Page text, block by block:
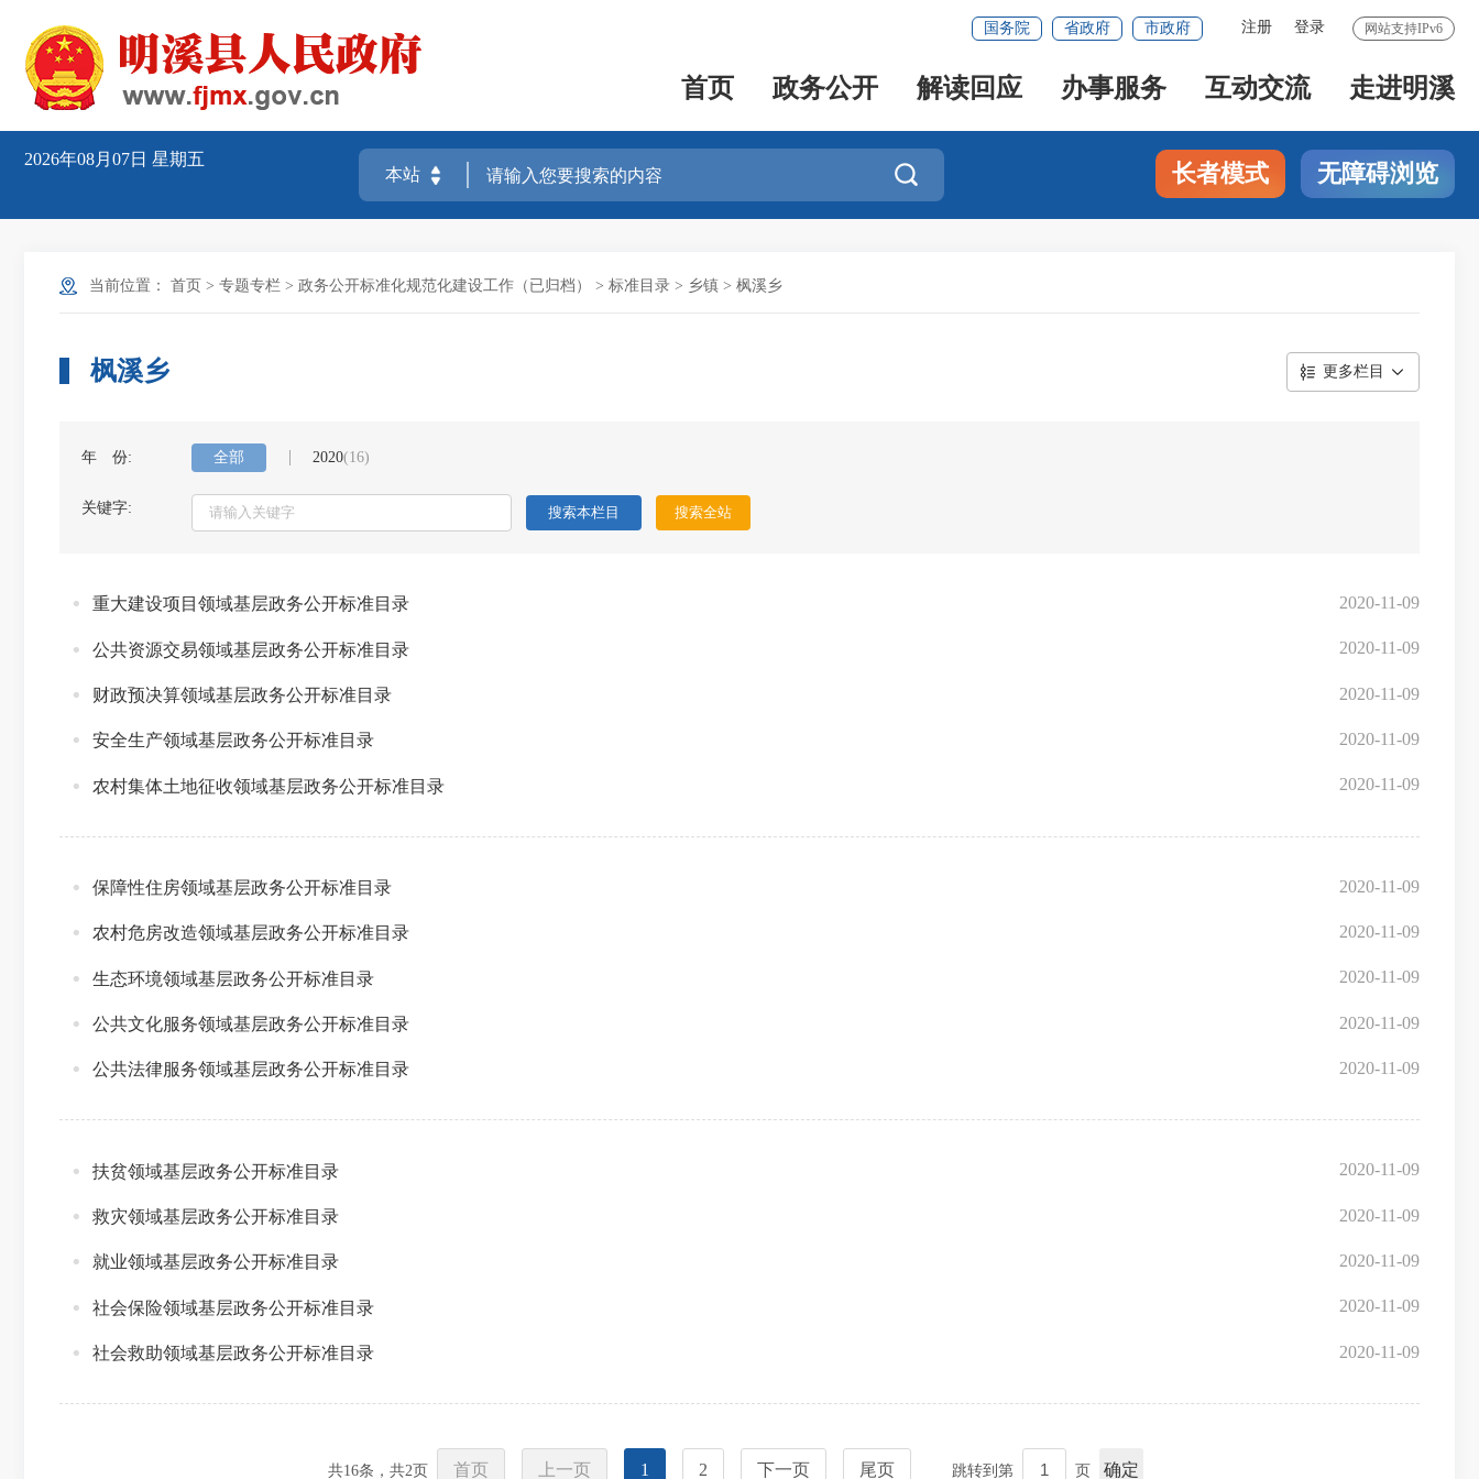
网站支持IPv6
注册 登录
国务院 省政府 市政府
首页 政务公开 解读回应 办事服务 互动交流 走进明溪
2026年08月07日 星期五
 长者模式 无障碍浏览
当前位置： 首页 > 专题专栏 > 政务公开标准化规范化建设工作（已归档） > 标准目录 > 乡镇 > 枫溪乡
枫溪乡 更多栏目
年 份: 全部 2020(16)
关键字:
2020-11-09
重大建设项目领域基层政务公开标准目录
2020-11-09
公共资源交易领域基层政务公开标准目录
2020-11-09
财政预决算领域基层政务公开标准目录
2020-11-09
安全生产领域基层政务公开标准目录
2020-11-09
农村集体土地征收领域基层政务公开标准目录
2020-11-09
保障性住房领域基层政务公开标准目录
2020-11-09
农村危房改造领域基层政务公开标准目录
2020-11-09
生态环境领域基层政务公开标准目录
2020-11-09
公共文化服务领域基层政务公开标准目录
2020-11-09
公共法律服务领域基层政务公开标准目录
2020-11-09
扶贫领域基层政务公开标准目录
2020-11-09
救灾领域基层政务公开标准目录
2020-11-09
就业领域基层政务公开标准目录
2020-11-09
社会保险领域基层政务公开标准目录
2020-11-09
社会救助领域基层政务公开标准目录
共16条，共2页 首页 上一页 1 2 下一页 尾页 跳转到第 页 确定